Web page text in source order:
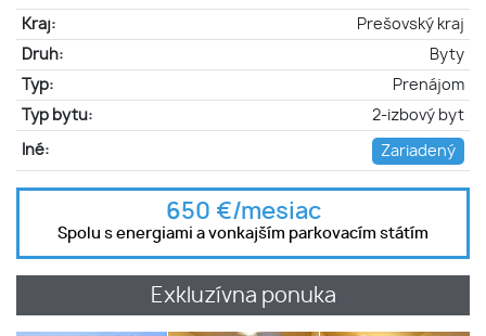
Kraj:
Prešovský kraj
Druh:
Byty
Typ:
Prenájom
Typ bytu:
2-izbový byt
Iné: Zariadený
650 €/mesiac
Spolu s energiami a vonkajším parkovacím státím
Exkluzívna ponuka